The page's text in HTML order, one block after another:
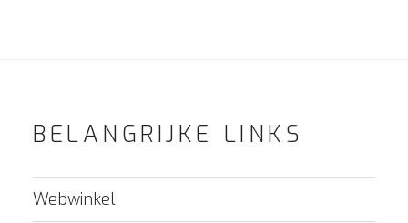
BELANGRIJKE LINKS
Webwinkel